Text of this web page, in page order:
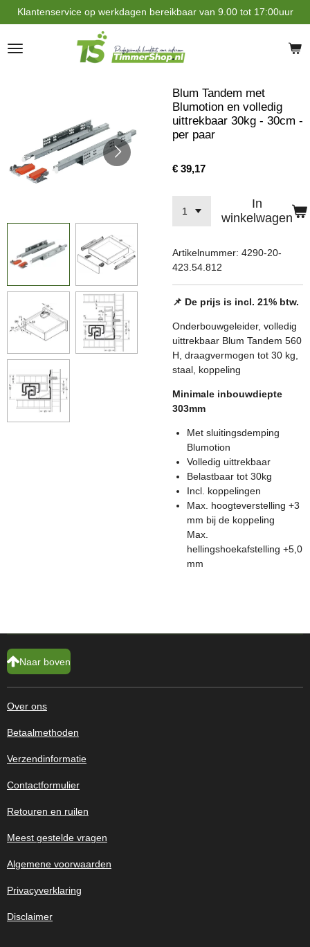
Ga
direct
naar
de
Klantenservice op werkdagen bereikbaar van 9.00 tot 17:00uur
Blum Tandem met
Blumotion en volledig
uittrekbaar 30kg - 30cm -
per paar
€ 39,17
In
winkelwagen
Artikelnummer: 4290-20-
423.54.812
📌 De prijs is incl. 21% btw.
Onderbouwgeleider, volledig
uittrekbaar Blum Tandem 560
H, draagvermogen tot 30 kg,
staal, koppeling
Minimale inbouwdiepte
303mm
Met sluitingsdemping
Blumotion
Volledig uittrekbaar
Belastbaar tot 30kg
Incl. koppelingen
Max. hoogteverstelling +3
mm bij de koppeling
Max.
hellingshoekafstelling +5,0
mm
Naar boven
Over ons
Betaalmethoden
Verzendinformatie
Contactformulier
Retouren en ruilen
Meest gestelde vragen
Algemene voorwaarden
Privacyverklaring
Disclaimer